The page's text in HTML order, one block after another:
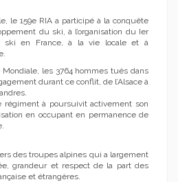
le 159e RIA a participé à la conquête
du ski, à l’organisation du Ier
ski en France, à la vie locale et à
les 3764 hommes tués dans
durant ce conflit, de l’Alsace à
régiment à poursuivit activement son
en occupant en permanence de
des troupes alpines qui a largement
grandeur et respect de la part des
et étrangères.